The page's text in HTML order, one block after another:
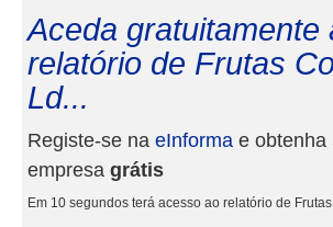
Aceda gratuitamente
relatório de Frutas
Ld...
Registe-se na eInforma e obtenha
empresa grátis
Em 10 segundos terá acesso ao relatório de